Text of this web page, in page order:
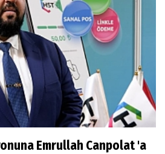
Emrullah Canpolat 'a